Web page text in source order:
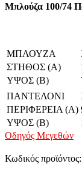
Μπλούζα 100/74
ΜΠΛΟΥΖΑ
ΣΤΗΘΟΣ (Α)
ΥΨΟΣ (Β)
ΠΑΝΤΕΛΟΝΙ
ΠΕΡΙΦΕΡΕΙΑ (Α)
ΥΨΟΣ (Β)
Οδηγός Μεγεθών
Κωδικός προϊόντος: